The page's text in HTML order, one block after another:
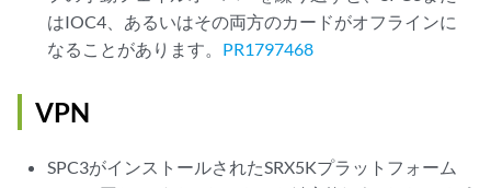
はIOC4、あるいはその両方のカードがオフラインに
なることがあります。 PR1797468
VPN
SPC3がインストールされたSRX5Kプラットフォーム